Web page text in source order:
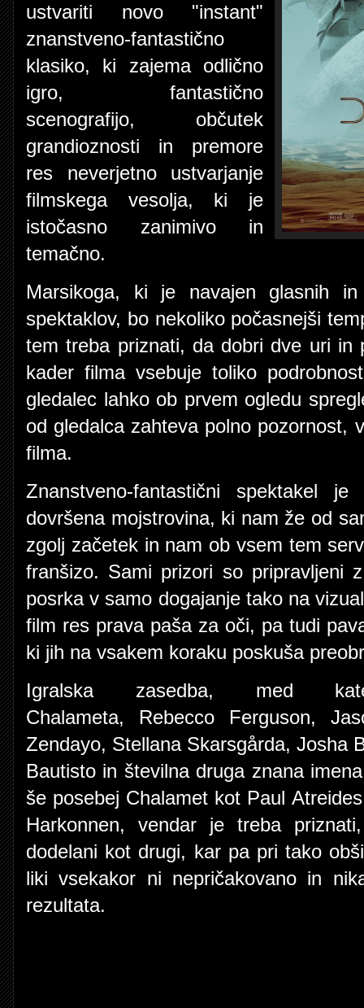
ustvariti novo "instant"
znanstveno-fantastično
klasiko, ki zajema odlično
igro, fantastično
scenografijo, občutek
grandioznosti in premore
res neverjetno ustvarjanje
filmskega vesolja, ki je
istočasno zanimivo in
temačno.
Marsikoga, ki je navajen glasnih in
spektaklov, bo nekoliko počasnejši
tem treba priznati, da dobri dve uri
kader filma vsebuje toliko
gledalec lahko ob prvem ogledu
od gledalca zahteva polno pozornost,
filma.
Znanstveno-fantastični spektakel
dovršena mojstrovina, ki nam že od
zgolj začetek in nam ob vsem tem
franšizo. Sami prizori so pripravljeni
posrka v samo dogajanje tako na
film res prava paša za oči, pa tudi
ki jih na vsakem koraku poskuša
Igralska zasedba, med
Chalameta, Rebecco Ferguson,
Zendayo, Stellana Skarsgårda, Josha
Bautisto in številna druga znana
še posebej Chalamet kot Paul
Harkonnen, vendar je treba
dodelani kot drugi, kar pa pri tako
liki vsekakor ni nepričakovano in
rezultata.